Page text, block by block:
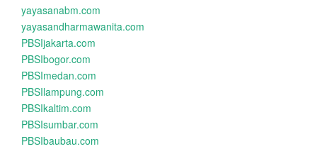
yayasanabm.com
yayasandharmawanita.com
PBSIjakarta.com
PBSIbogor.com
PBSImedan.com
PBSIlampung.com
PBSIkaltim.com
PBSIsumbar.com
PBSIbaubau.com